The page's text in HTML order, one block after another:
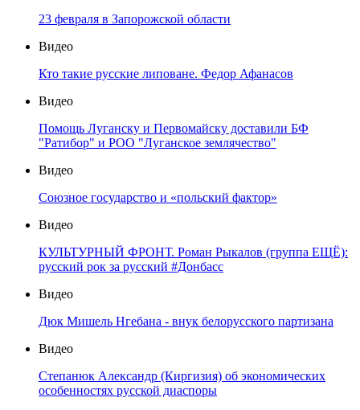
23 февраля в Запорожской области
Видео
Кто такие русские липоване. Федор Афанасов
Видео
Помощь Луганску и Первомайску доставили БФ
"Ратибор" и РОО "Луганское землячество"
Видео
Союзное государство и «польский фактор»
Видео
КУЛЬТУРНЫЙ ФРОНТ. Роман Рыкалов (группа ЕЩЁ):
русский рок за русский #Донбасс
Видео
Дюк Мишель Нгебана - внук белорусского партизана
Видео
Степанюк Александр (Киргизия) об экономических
особенностях русской диаспоры